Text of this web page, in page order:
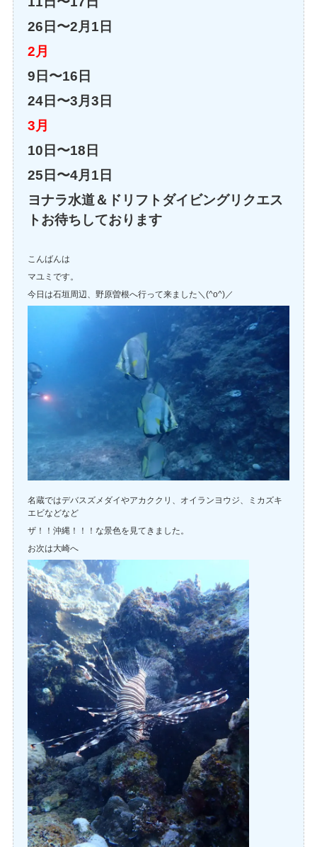
26日〜2月1日
2月
9日〜16日
24日〜3月3日
3月
10日〜18日
25日〜4月1日
ヨナラ水道＆ドリフトダイビングリクエス
トお待ちしております
こんばんは
マユミです。
今日は石垣周辺、野原曽根へ行って来ました＼(^o^)／
名蔵ではデバスズメダイやアカククリ、オイランヨウジ、ミカズキ
エビなどなど
ザ！！沖縄！！！な景色を見てきました。
お次は大崎へ